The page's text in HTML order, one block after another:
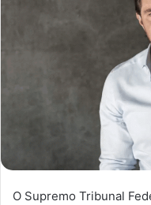
O Supremo Tribunal